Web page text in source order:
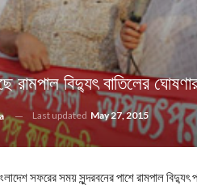
রামপাল বিদ্যুৎ বাতিলের
Last updated May 27, 2015
সফরের সময় সুন্দরবনের পাশে রামপাল